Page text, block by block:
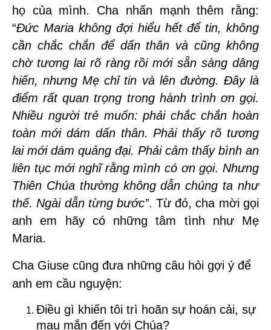
họ của mình. Cha nhấn mạnh thêm rằng:
“Đức Maria không đợi hiểu hết để tin, không
cần chắc chắn để dấn thân và cũng không
chờ tương lai rõ ràng rồi mới sẵn sàng dâng
hiến, nhưng Mẹ chỉ tin và lên đường. Đây là
điểm rất quan trọng trong hành trình ơn gọi.
Nhiều người trẻ muốn: phải chắc chắn hoàn
toàn mới dám dấn thân. Phải thấy rõ tương
lai mới dám quảng đại. Phải cảm thấy bình an
liên tục mới nghĩ rằng mình có ơn gọi.Nhưng
Thiên Chúa thường không dẫn chúng ta như
thế. Ngài dẫn từng bước”. Từ đó, cha mời gọi
anh em hãy có những tâm tình như Mẹ
Maria.
Cha Giuse cũng đưa những câu hỏi gợi ý để
anh em cầu nguyện:
Điều gì khiến tôi trì hoãn sự hoán cải, sự
mau mắn đến với Chúa?